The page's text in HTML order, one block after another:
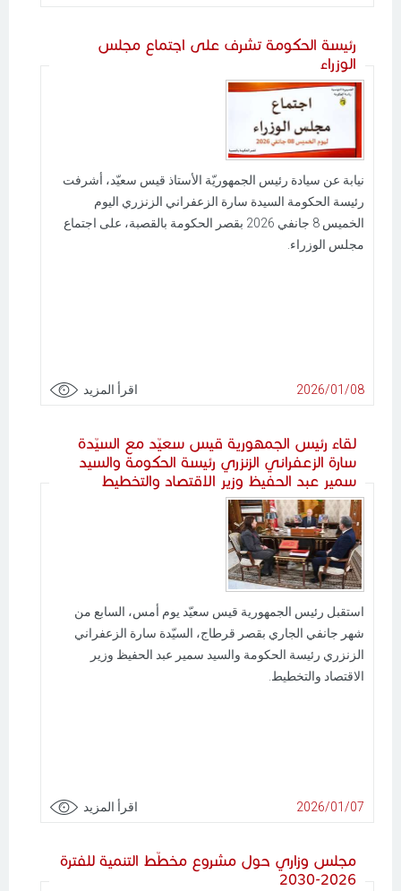
رئيسة الحكومة تشرف على اجتماع مجلس
الوزراء
نيابة عن سيادة رئيس الجمهوريّة الأستاذ قيس سعيّد، أشرفت
رئيسة الحكومة السيدة سارة الزعفراني الزنزري اليوم
الخميس 8 جانفي 2026 بقصر الحكومة بالقصبة، على اجتماع
مجلس الوزراء.
2026/01/08 اقرأ المزيد
لقاء رئيس الجمهورية قيس سعيّد مع السيّدة
سارة الزعفراني الزنزري رئيسة الحكومة والسيد
سمير عبد الحفيظ وزير الاقتصاد والتخطيط
استقبل رئيس الجمهورية قيس سعيّد يوم أمس، السابع من
شهر جانفي الجاري بقصر قرطاج، السيّدة سارة الزعفراني
الزنزري رئيسة الحكومة والسيد سمير عبد الحفيظ وزير
الاقتصاد والتخطيط.
2026/01/07 اقرأ المزيد
مجلس وزاري حول مشروع مخطّط التنمية للفترة
2026-2030